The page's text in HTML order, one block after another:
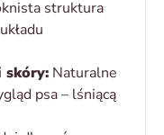
struktura
skóry: Naturalne
psa – lśniącą